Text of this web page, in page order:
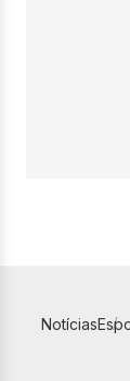
Notícias